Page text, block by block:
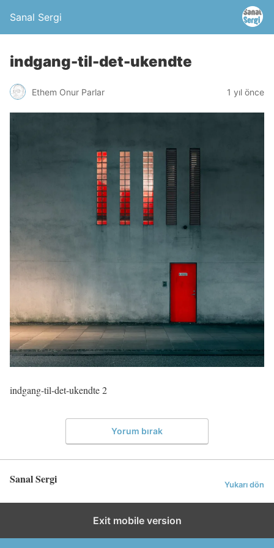
Sanal Sergi
indgang-til-det-ukendte
Ethem Onur Parlar 1 yıl önce
indgang-til-det-ukendte 2
Yorum bırak
Sanal Sergi Yukarı dön
Exit mobile version